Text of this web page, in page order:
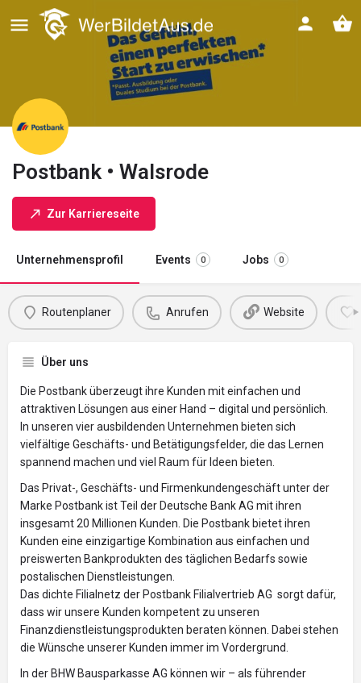
Postbank • Walsrode
Zur Karriereseite
Unternehmensprofil Events 0 Jobs 0
Routenplaner Anrufen Website
Über uns
Die Postbank überzeugt ihre Kunden mit einfachen und
attraktiven Lösungen aus einer Hand – digital und persönlich.
In unseren vier ausbildenden Unternehmen bieten sich
vielfältige Geschäfts- und Betätigungsfelder, die das Lernen
spannend machen und viel Raum für Ideen bieten.
Das Privat-, Geschäfts- und Firmenkundengeschäft unter der
Marke Postbank ist Teil der Deutsche Bank AG mit ihren
insgesamt 20 Millionen Kunden. Die Postbank bietet ihren
Kunden eine einzigartige Kombination aus einfachen und
preiswerten Bankprodukten des täglichen Bedarfs sowie
postalischen Dienstleistungen.
Das dichte Filialnetz der Postbank Filialvertrieb AG sorgt dafür,
dass wir unsere Kunden kompetent zu unseren
Finanzdienstleistungsprodukten beraten können. Dabei stehen
die Wünsche unserer Kunden immer im Vordergrund.
In der BHW Bausparkasse AG können wir – als führender